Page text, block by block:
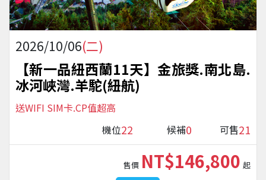
2026/10/06(二)
【新一品紐西蘭11天】金旅獎.南北島.
冰河峽灣.羊駝(紐航)
送WIFI SIM卡.CP值超高
機位22 候補0 可售21
售價 NT$146,800 起